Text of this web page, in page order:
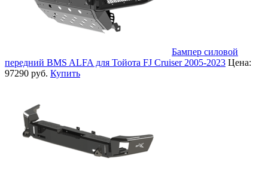
Бампер силовой
передний BMS ALFA для Тойота FJ Cruiser 2005-2023 Цена:
97290 руб. Купить